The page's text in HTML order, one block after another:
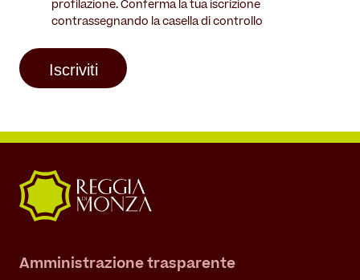
profilazione. Conferma la tua iscrizione
contrassegnando la casella di controllo
Amministrazione trasparente